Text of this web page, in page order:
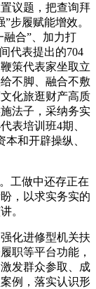
议题，把查询拜
步履赋能增效。
融合”、加力打
代表提出的704
策代表家坐取立
不脚、融合不敷
化旅逛财产高质
法子，采纳务实
表培训班4期、
和开辟操纵、
工做中还存正在
，以求实务实的
。
化进修型机关扶
职等平台功能，
发群众参取、成
例，落实认识形